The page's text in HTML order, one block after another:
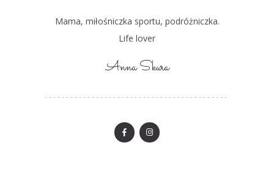
Mama, miłośniczka sportu, podróżniczka.
Life lover
Anna Skura